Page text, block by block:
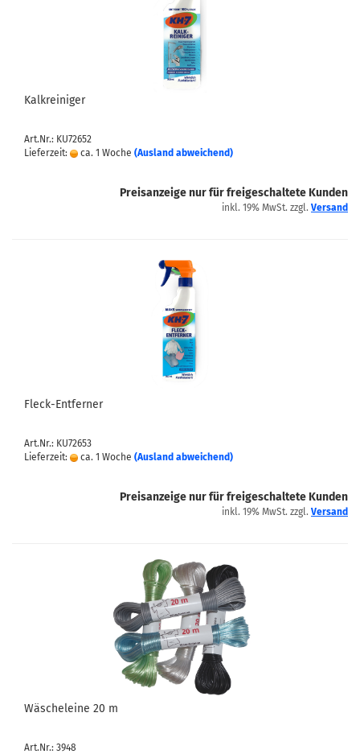
Kalkreiniger
Art.Nr.: KU72652
Lieferzeit:
ca. 1 Woche (Ausland abweichend)
Preisanzeige nur für freigeschaltete Kunden
inkl. 19% MwSt. zzgl. Versand
Fleck-Entferner
Art.Nr.: KU72653
Lieferzeit:
ca. 1 Woche (Ausland abweichend)
Preisanzeige nur für freigeschaltete Kunden
inkl. 19% MwSt. zzgl. Versand
Wäscheleine 20 m
Art.Nr.: 3948